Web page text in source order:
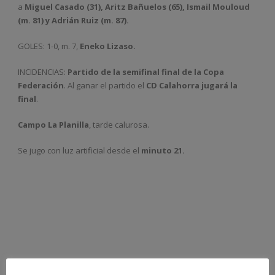
a Miguel Casado (31), Aritz Bañuelos (65), Ismail Mouloud
(m. 81) y Adrián Ruiz (m. 87).
GOLES: 1-0, m. 7, Eneko Lizaso.
INCIDENCIAS: Partido de la semifinal final de la Copa
Federación. Al ganar el partido el CD Calahorra jugará la
final.
Campo La Planilla, tarde calurosa.
Se jugo con luz artificial desde el minuto 21.